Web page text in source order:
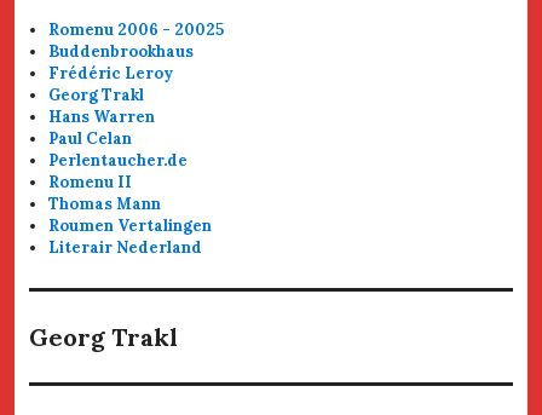
Romenu 2006 - 20025
Buddenbrookhaus
Frédéric Leroy
Georg Trakl
Hans Warren
Paul Celan
Perlentaucher.de
Romenu II
Thomas Mann
Roumen Vertalingen
Literair Nederland
Georg Trakl